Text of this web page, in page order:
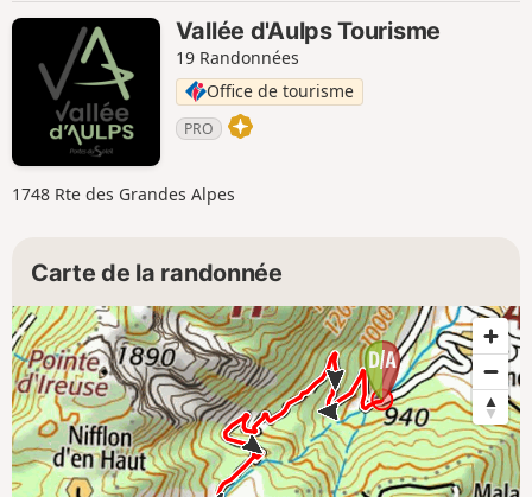
Vallée d'Aulps Tourisme
19 Randonnées
Office de tourisme
PRO
1748 Rte des Grandes Alpes
Carte de la randonnée